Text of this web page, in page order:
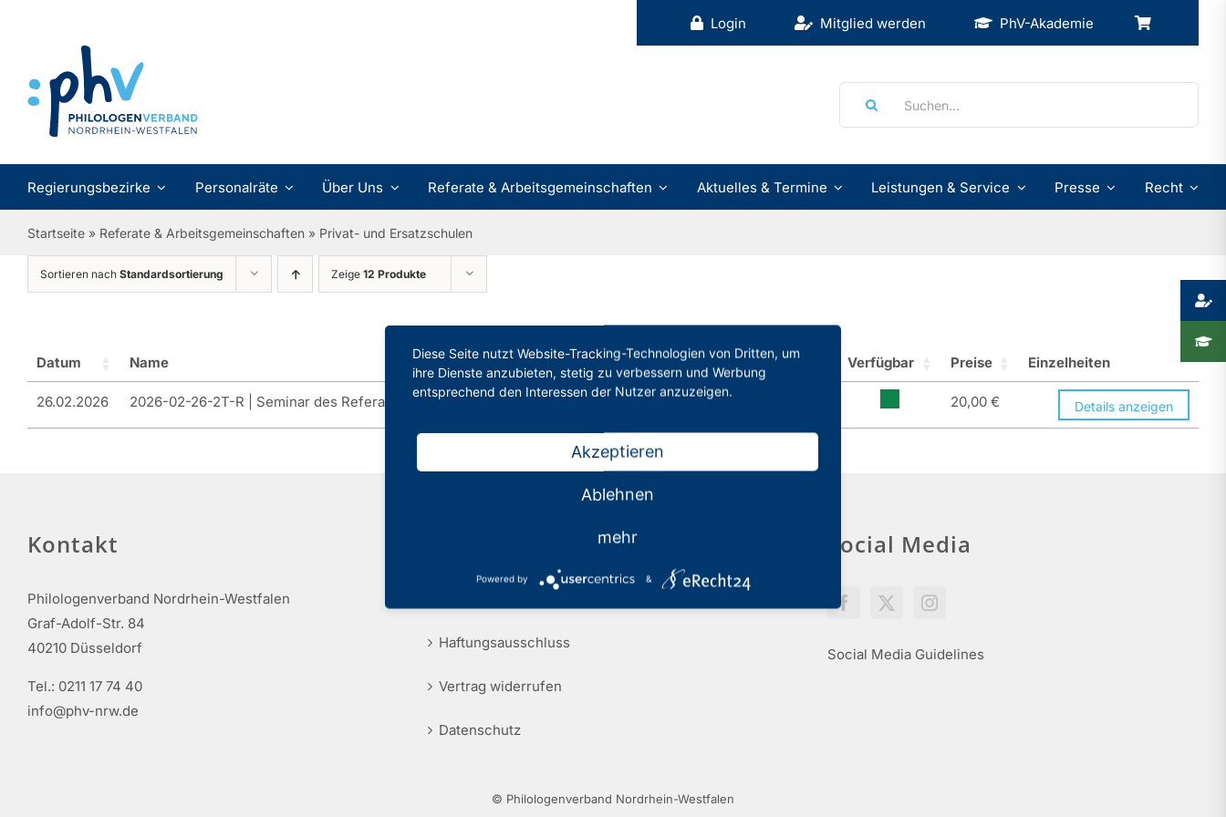
Login Mitglied werden PhV-Akademie
Regierungsbezirke Personalräte Über Uns Referate & Arbeitsgemeinschaften Aktuelles & Termine Leistungen & Service Presse Recht
Startseite » Referate & Arbeitsgemeinschaften » Privat- und Ersatzschulen
Sortieren nach Standardsortierung Zeige 12 Produkte
Datum Name Veranstaltungsart Verfügbar Preise Einzelheiten
26.02.2026 2026-02-26-2T-R | Seminar des Referats Privat- und Ersatzschulen im PhV NRW Präsenz (2-teilig) 20,00 € Details anzeigen
Kontakt
Philologenverband Nordrhein-Westfalen
Graf-Adolf-Str. 84
40210 Düsseldorf
Tel.: 0211 17 74 40
info@phv-nrw.de
Rechtliche Hinweise
Haftungsausschluss
Vertrag widerrufen
Datenschutz
Social Media
Social Media Guidelines
© Philologenverband Nordrhein-Westfalen
Diese Seite nutzt Website-Tracking-Technologien von Dritten, um
ihre Dienste anzubieten, stetig zu verbessern und Werbung
entsprechend den Interessen der Nutzer anzuzeigen.
Akzeptieren
Ablehnen
mehr
Powered by &